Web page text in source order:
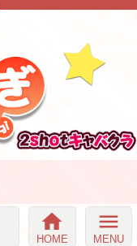
home
HOME
menu
MENU